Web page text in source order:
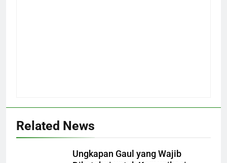
Related News
Ungkapan Gaul yang Wajib